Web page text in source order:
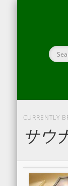
CURRENTLY
サウ